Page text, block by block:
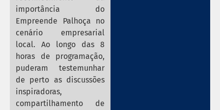
importância do
Empreende Palhoça no
cenário empresarial
local. Ao longo das 8
horas de programação,
puderam testemunhar
de perto as discussões
inspiradoras,
compartilhamento de